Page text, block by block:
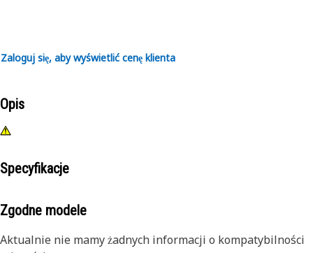
Zaloguj się, aby wyświetlić cenę klienta
Opis
Specyfikacje
Zgodne modele
Aktualnie nie mamy żadnych informacji o kompatybilności